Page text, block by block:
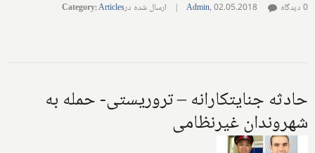
Admin,02.05.2018
| ارسال شده در Category:Articles 0 دیدگاه
حادثه جنایتکارانه – تروریستی- حمله به
شهروندان غیرنظامی